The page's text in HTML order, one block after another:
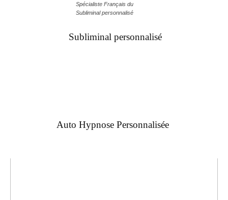
Spécialiste Français du
Subliminal personnalisé
Subliminal personnalisé
Auto Hypnose Personnalisée